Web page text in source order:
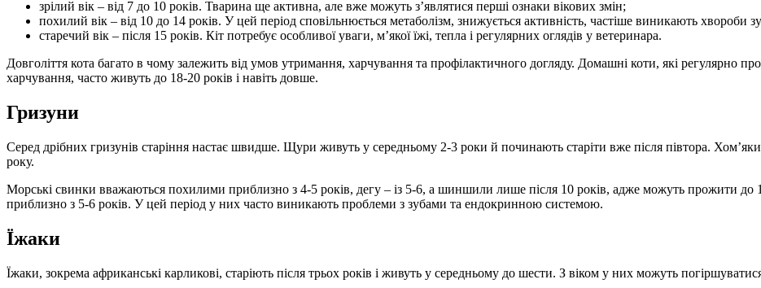
зрілий вік – від 7 до 10 років. Тварина ще активна, але вже можуть з’являтися перші ознаки вікових змін;
похилий вік – від 10 до 14 років. У цей період сповільнюється метаболізм, знижується активність, частіше виникають хвороби
старечий вік – після 15 років. Кіт потребує особливої уваги, м’якої їжі, тепла і регулярних оглядів у ветеринара.
Довголіття кота багато в чому залежить від умов утримання, харчування та профілактичного догляду. Домашні коти, які регулярно
харчування, часто живуть до 18-20 років і навіть довше.
Гризуни
Серед дрібних гризунів старіння настає швидше. Щури живуть у середньому 2-3 роки й починають старіти вже після півтора.
року.
Морські свинки вважаються похилими приблизно з 4-5 років, дегу – із 5-6, а шиншили лише після 10 років, адже можуть прожити до
приблизно з 5-6 років. У цей період у них часто виникають проблеми з зубами та ендокринною системою.
Їжаки
Їжаки, зокрема африканські карликові, старіють після трьох років і живуть у середньому до шести. З віком у них можуть